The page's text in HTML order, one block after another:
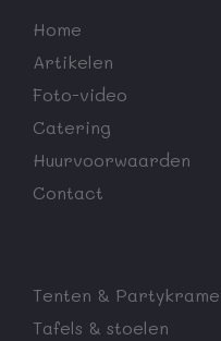
Home
Artikelen
Foto-video
Catering
Huurvoorwaarden
Contact
Tenten &
Tafels & stoelen